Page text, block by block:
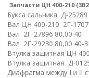
Запчасти ЦН 400-210
Букса сальника Д-
Вал ЦН 400-210 2Г-
Вал 2Г-27896 80,00 40
Вал 2Г-29230 80,00 40-
Втулка защитная ЦН
Втулка защитная Д-
Диафрагма между I и II